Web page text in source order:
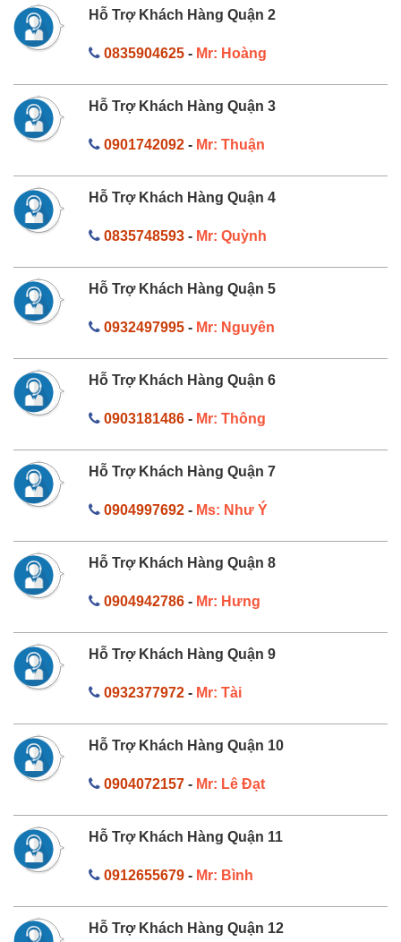
Hỗ Trợ Khách Hàng Quận 2
0835904625- Mr: Hoàng
Hỗ Trợ Khách Hàng Quận 3
0901742092- Mr: Thuận
Hỗ Trợ Khách Hàng Quận 4
0835748593- Mr: Quỳnh
Hỗ Trợ Khách Hàng Quận 5
0932497995- Mr: Nguyên
Hỗ Trợ Khách Hàng Quận 6
0903181486- Mr: Thông
Hỗ Trợ Khách Hàng Quận 7
0904997692- Ms: Như Ý
Hỗ Trợ Khách Hàng Quận 8
0904942786- Mr: Hưng
Hỗ Trợ Khách Hàng Quận 9
0932377972- Mr: Tài
Hỗ Trợ Khách Hàng Quận 10
0904072157- Mr: Lê Đạt
Hỗ Trợ Khách Hàng Quận 11
0912655679- Mr: Bình
Hỗ Trợ Khách Hàng Quận 12